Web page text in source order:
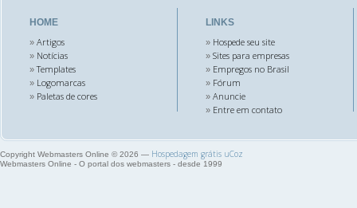
HOME
» Artigos
» Notícias
»Templates
» Logomarcas
» Paletas de cores
LINKS
» Hospede seu site
» Sites para empresas
» Empregos no Brasil
» Fórum
» Anuncie
» Entre em contato
Copyright Webmasters Online © 2026 — Hospedagem grátis uCoz
Webmasters Online - O portal dos webmasters - desde 1999